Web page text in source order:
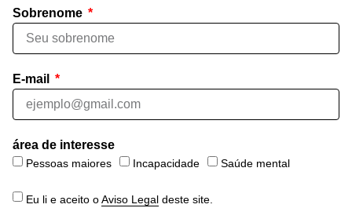
Sobrenome
E-mail
área de interesse
Pessoas maiores Incapacidade Saúde mental
Eu li e aceito oAviso Legal deste site.